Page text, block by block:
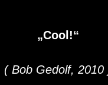
„Cool!“
( Bob Gedolf, 2010